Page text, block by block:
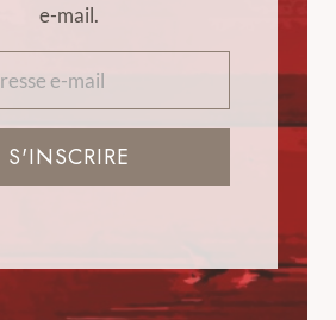
e-mail.
S'INSCRIRE